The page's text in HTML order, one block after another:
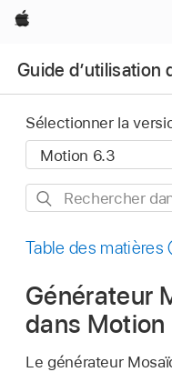
Apple
Guide d’utilisation
Sélectionner la
Rechercher
ce
Table des matières
Générateur
dans Motion
Le générateur